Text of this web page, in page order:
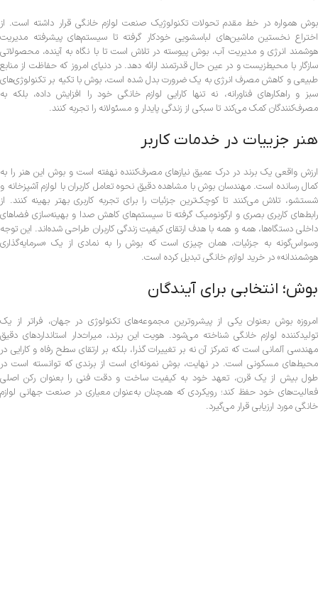
بوش همواره در خط مقدم تحولات تکنولوژیک صنعت لوازم خانگی قرار داشته است. از
اختراع نخستین ماشین‌های لباسشویی خودکار گرفته تا سیستم‌های پیشرفته مدیریت
هوشمند انرژی و مدیریت آب، بوش پیوسته در تلاش است تا با نگاه به آینده، محصولاتی
سازگار با محیط‌زیست و در عین حال قدرتمند ارائه دهد. در دنیای امروز که حفاظت از منابع
طبیعی و کاهش مصرف انرژی به یک ضرورت بدل شده است، بوش با تکیه بر تکنولوژی‌های
سبز و راهکارهای فناورانه، نه تنها کارایی لوازم خانگی خود را افزایش داده، بلکه به
مصرف‌کنندگان کمک می‌کند تا سبکی از زندگی پایدار و مسئولانه را تجربه کنند.
هنر جزییات در خدمات کاربر
ارزش واقعی یک برند در درک عمیق نیازهای مصرف‌کننده نهفته است و بوش این هنر را به
کمال رسانده است. مهندسان بوش با مشاهده دقیق نحوه تعامل کاربران با لوازم آشپزخانه و
شستشو، تلاش می‌کنند تا کوچک‌ترین جزئیات را برای تجربه کاربری بهتر بهینه کنند. از
رابط‌های کاربری بصری و ارگونومیک گرفته تا سیستم‌های کاهش صدا و بهینه‌سازی فضاهای
داخلی دستگاه‌ها، همه و همه با هدف ارتقای کیفیت زندگی کاربران طراحی شده‌اند. این توجه
وسواس‌گونه به جزئیات، همان چیزی است که بوش را به نمادی از یک «سرمایه‌گذاری
هوشمندانه» در خرید لوازم خانگی تبدیل کرده است.
بوش؛ انتخابی برای آیندگان
امروزه بوش بعنوان یکی از پیشروترین مجموعه‌های تکنولوژی در جهان، فراتر از یک
تولیدکننده لوازم خانگی شناخته می‌شود. هویت این برند، میراث‌دار استانداردهای دقیق
مهندسی آلمانی است که تمرکز آن نه بر تغییرات گذرا، بلکه بر ارتقای سطح رفاه و کارایی در
محیط‌های مسکونی است. در نهایت، بوش نمونه‌ای است از برندی که توانسته است در
طول بیش از یک قرن، تعهد خود به کیفیت ساخت و دقت فنی را بعنوان رکن اصلی
فعالیت‌های خود حفظ کند؛ رویکردی که همچنان به‌عنوان معیاری در صنعت جهانی لوازم
خانگی مورد ارزیابی قرار می‌گیرد.